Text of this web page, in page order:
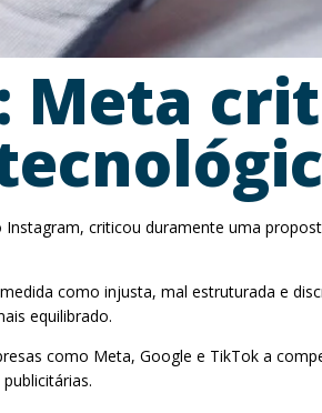
Meta
criticou duramente uma
como injusta, mal estruturada e
equilibrado.
como Meta, Google e TikTok a